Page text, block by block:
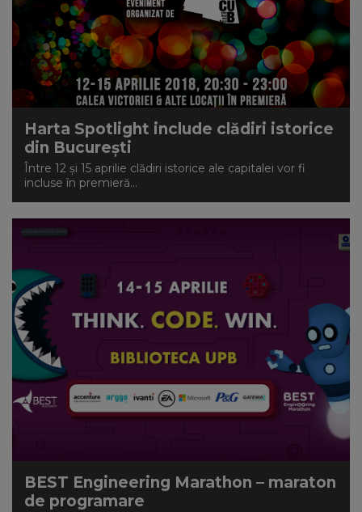
Harta Spotlight include clădiri istorice
din București
Între 12 și 15 aprilie clădiri istorice ale capitalei vor fi
incluse în premieră...
BEST Engineering Marathon – maraton
de programare